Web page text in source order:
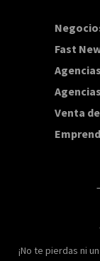
Fast
Venta
¡No te pierdas ni